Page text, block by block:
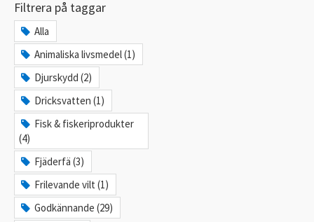
Filtrera på taggar
Alla
Animaliska livsmedel (1)
Djurskydd (2)
Dricksvatten (1)
Fisk & fiskeriprodukter
(4)
Fjäderfä (3)
Frilevande vilt (1)
Godkännande (29)